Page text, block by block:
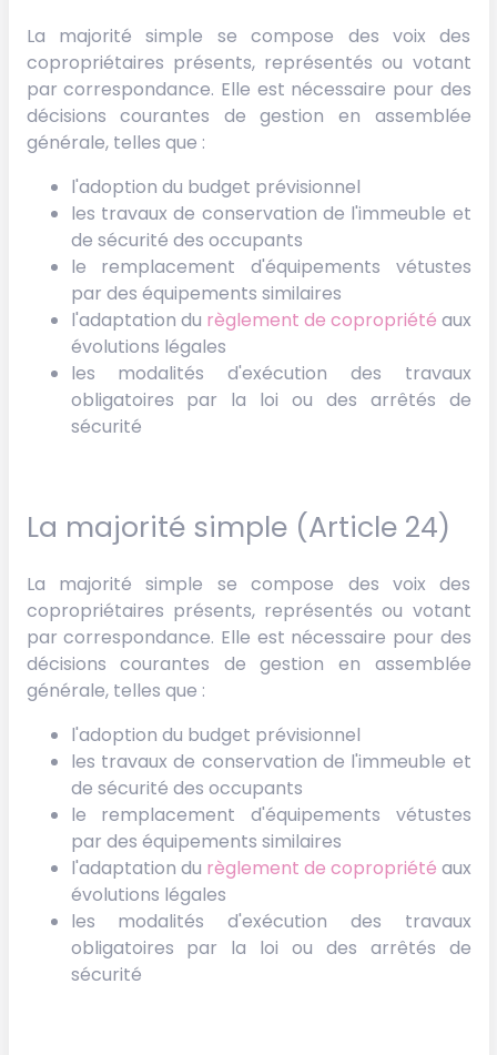
La majorité simple se compose des voix des
copropriétaires présents, représentés ou votant
par correspondance. Elle est nécessaire pour des
décisions courantes de gestion en assemblée
générale, telles que :
l'adoption du budget prévisionnel
les travaux de conservation de l'immeuble et
de sécurité des occupants
le remplacement d'équipements vétustes
par des équipements similaires
l'adaptation du règlement de copropriété aux
évolutions légales
les modalités d'exécution des travaux
obligatoires par la loi ou des arrêtés de
sécurité
La majorité simple (Article 24)
La majorité simple se compose des voix des
copropriétaires présents, représentés ou votant
par correspondance. Elle est nécessaire pour des
décisions courantes de gestion en assemblée
générale, telles que :
l'adoption du budget prévisionnel
les travaux de conservation de l'immeuble et
de sécurité des occupants
le remplacement d'équipements vétustes
par des équipements similaires
l'adaptation du règlement de copropriété aux
évolutions légales
les modalités d'exécution des travaux
obligatoires par la loi ou des arrêtés de
sécurité